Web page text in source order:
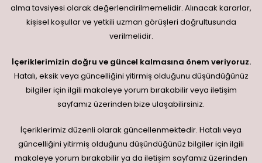
alma tavsiyesi olarak değerlendirilmemelidir. Alınacak kararlar,
kişisel koşullar ve yetkili uzman görüşleri doğrultusunda
verilmelidir.
İçeriklerimizin doğru ve güncel kalmasına önem veriyoruz.
Hatalı, eksik veya güncelliğini yitirmiş olduğunu düşündüğünüz
bilgiler için ilgili makaleye yorum bırakabilir veya iletişim
sayfamız üzerinden bize ulaşabilirsiniz.
İçeriklerimiz düzenli olarak güncellenmektedir. Hatalı veya
güncelliğini yitirmiş olduğunu düşündüğünüz bilgiler için ilgili
makaleye yorum bırakabilir ya da iletişim sayfamız üzerinden